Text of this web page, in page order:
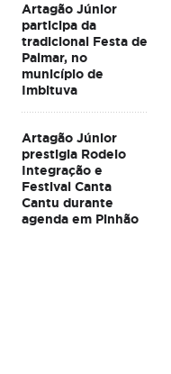
Artagão Júnior
participa da
tradicional Festa de
Palmar, no
município de
Imbituva
Artagão Júnior
prestigia Rodeio
Integração e
Festival Canta
Cantu durante
agenda em Pinhão